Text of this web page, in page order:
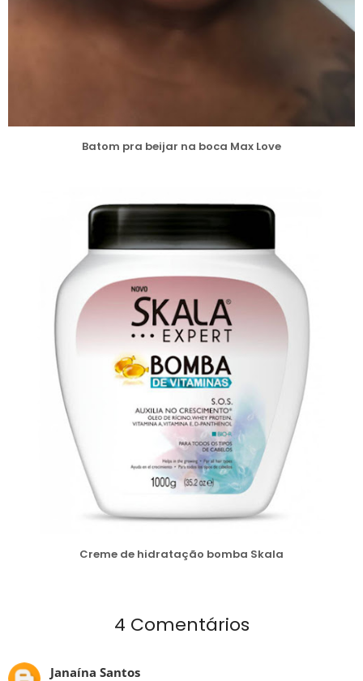
Batom pra beijar na boca Max Love
Creme de hidratação bomba Skala
4 Comentários
Janaína Santos